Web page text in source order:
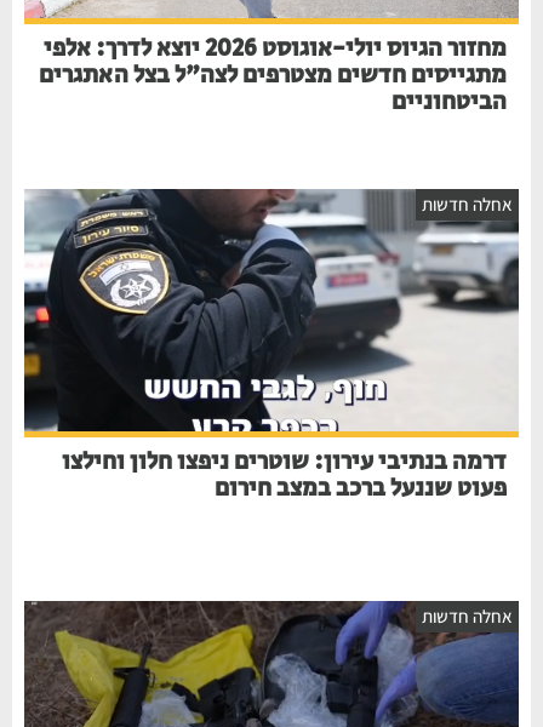
מחזור הגיוס יולי-אוגוסט 2026 יוצא לדרך: אלפי
מתגייסים חדשים מצטרפים לצה"ל בצל האתגרים
הביטחוניים
אחלה חדשות
דרמה בנתיבי עירון: שוטרים ניפצו חלון וחילצו
פעוט שננעל ברכב במצב חירום
אחלה חדשות